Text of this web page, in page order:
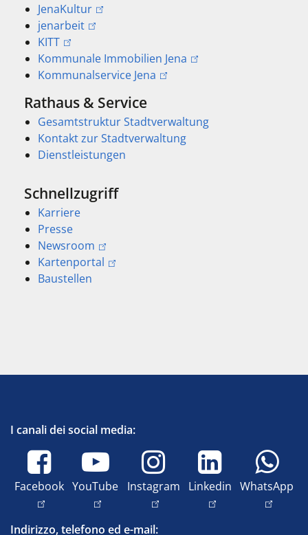
JenaKultur
jenarbeit
KITT
Kommunale Immobilien Jena
Kommunalservice Jena
Rathaus & Service
Gesamtstruktur Stadtverwaltung
Kontakt zur Stadtverwaltung
Dienstleistungen
Schnellzugriff
Karriere
Presse
Newsroom
Kartenportal
Baustellen
I canali dei social media:
Facebook YouTube Instagram Linkedin WhatsApp
Indirizzo, telefono ed e-mail: